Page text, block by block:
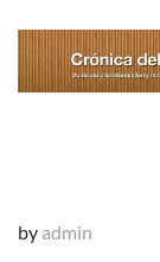
by admin